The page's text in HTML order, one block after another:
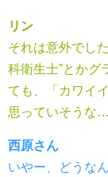
リン
それは意外でし
科衛生士”とかグ
ても、「カワイ
思っていそうな
西原さん
いやー、どうな